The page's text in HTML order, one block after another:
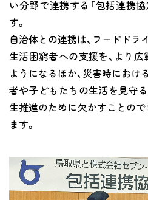
い分野で連携する「包括連携
す。
自治体との連携は、フードドラ
生活困窮者への支援を、より
ようになるほか、災害時におけ
者や子どもたちの生活を見守
生推進のために欠かすことの
ます。